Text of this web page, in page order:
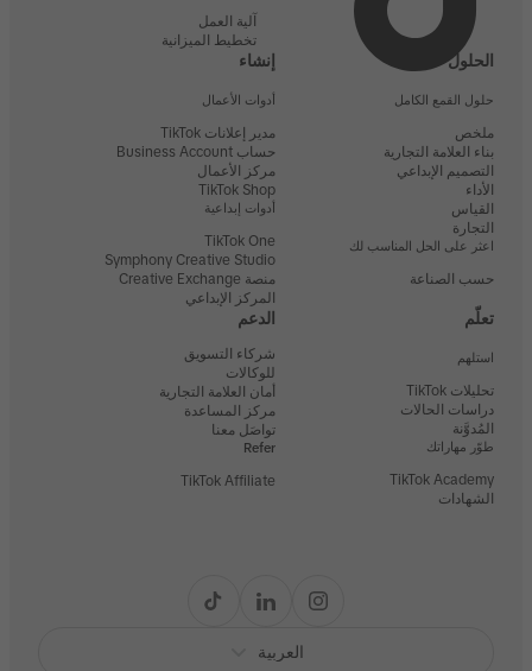
آلية العمل
تخطيط الميزانية
الحلول
حلول القمع الكامل
ملخص
بناء العلامة التجارية
التصميم الإبداعي
الأداء
القياس
التجارة
اعثر على الحل المناسب لك
حسب الصناعة
إنشاء
أدوات الأعمال
مدير إعلانات TikTok
حساب Business Account
مركز الأعمال
TikTok Shop
أدوات إبداعية
TikTok One
Symphony Creative Studio
منصة Creative Exchange
المركز الإبداعي
تعلّم
استلهم
تحليلات TikTok
دراسات الحالات
المُدوَّنة
طوّر مهاراتك
TikTok Academy
الشهادات
الدعم
شركاء التسويق
للوكالات
أمان العلامة التجارية
مركز المساعدة
تواصَل معنا
Refer
TikTok Affiliate
العربية